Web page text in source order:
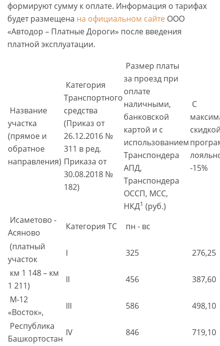
формируют сумму к оплате. Информация о тарифах
будет размещена на официальном сайте ООО
«Автодор – Платные Дороги» после введения
платной эксплуатации.
Название
участка
(прямое и
обратное
направления)
Категория
Транспортного
средства
(Приказ от
26.12.2016 №
311 в ред.
Приказа от
30.08.2018 №
182)
Размер платы
за проезд при
оплате
наличными,
банковской
картой и с
использованием
Транспондера
АПД,
Транспондера
ОССП, МСС,
НКД1 (руб.)
С
-15%
Исаметово -
Асяново
Категория ТС
пн - вс
(платный
участок
I 325
276,25
км 1 148 – км
1 211)
II 456
387,60
М-12
«Восток»,
III 586
498,10
Республика
Башкортостан
IV 846 719,10